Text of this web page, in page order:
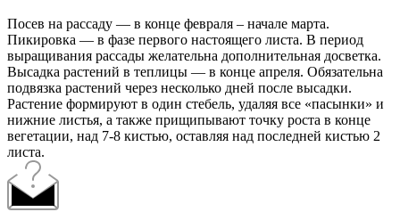
Посев на рассаду — в конце февраля – начале марта.
Пикировка — в фазе первого настоящего листа. В период
выращивания рассады желательна дополнительная досветка.
Высадка растений в теплицы — в конце апреля. Обязательна
подвязка растений через несколько дней после высадки.
Растение формируют в один стебель, удаляя все «пасынки» и
нижние листья, а также прищипывают точку роста в конце
вегетации, над 7-8 кистью, оставляя над последней кистью 2
листа.